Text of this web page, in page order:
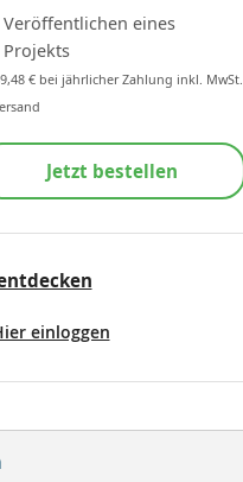
Veröffentlichen eines
Projekts
€ bei jährlicher Zahlung inkl. MwSt.
Jetzt bestellen
einloggen